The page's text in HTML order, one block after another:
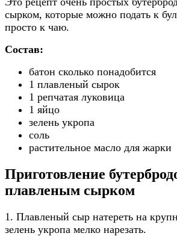
сырком, которые можно подать к
просто к чаю.
Состав:
батон сколько понадобится
1 плавленый сырок
1 репчатая луковица
1 яйцо
зелень укропа
соль
растительное масло для жарки
Приготовление
плавленым сырком
1. Плавленый сыр натереть на
зелень укропа мелко нарезать.